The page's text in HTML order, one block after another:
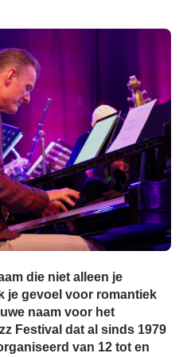
die niet alleen je
je gevoel voor romantiek
naam voor het
Festival dat al sinds 1979
van 12 tot en